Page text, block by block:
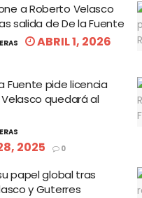
a Roberto Velasco
salida de De la Fuente
ABRIL 1, 2026
Fuente pide licencia
quedará al
2025 0
papel global tras
y Guterres